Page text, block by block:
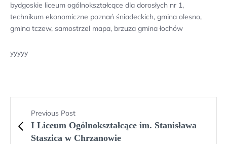
bydgoskie liceum ogólnokształcące dla dorosłych nr 1,
technikum ekonomiczne poznań śniadeckich, gmina olesno,
gmina tczew, samostrzel mapa, brzuza gmina łochów
yyyyy
Previous Post
I Liceum Ogólnokształcące im. Stanisława
Staszica w Chrzanowie